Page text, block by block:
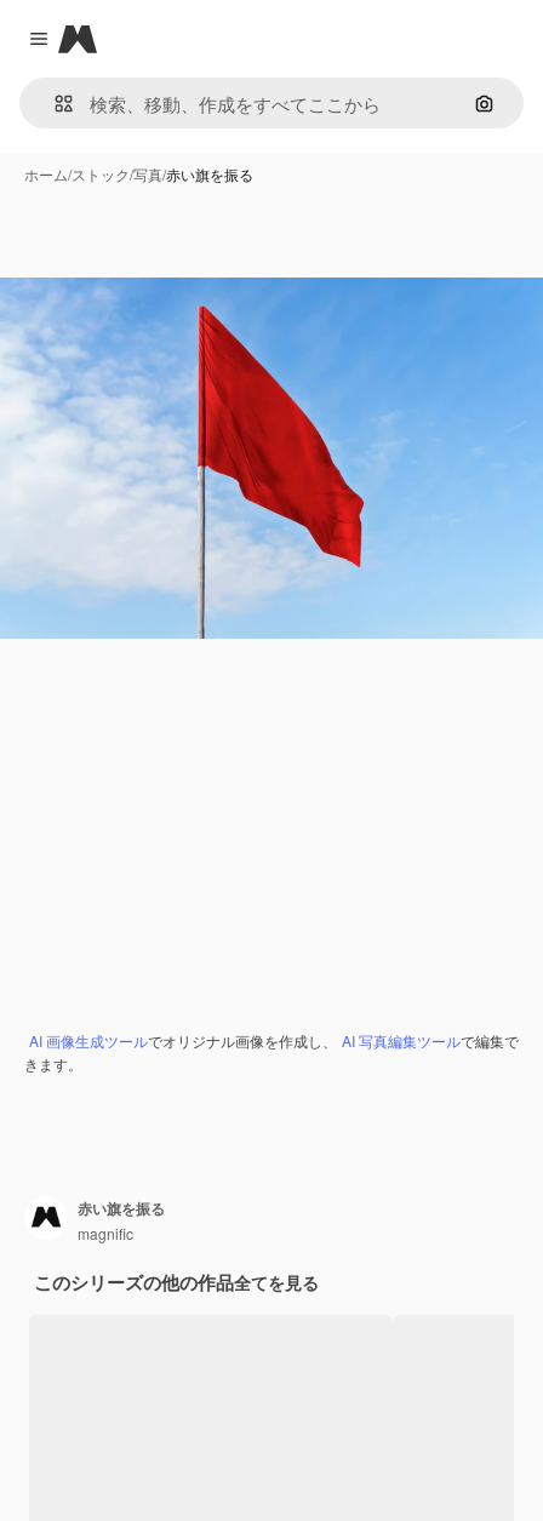
Close menu
Magnific
画像で
ホーム/ストック/写真/赤い旗を振る
AI 画像生成ツールでオリジナル画像を作成し、 AI 写真編集ツールで編集で
きます。
赤い旗を振る
magnific
このシリーズの他の作品全てを見る